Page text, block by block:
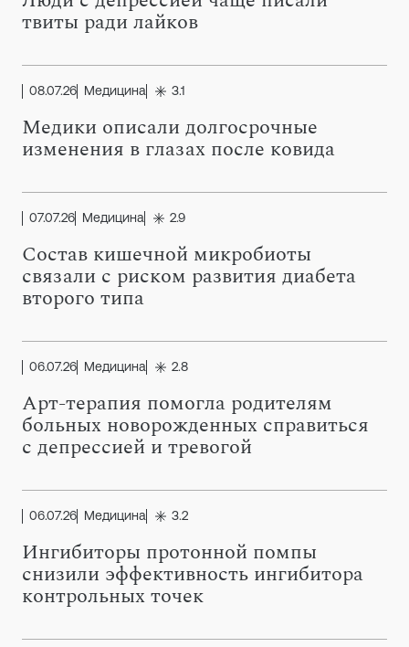
твиты ради лайков
08.07.26 Медицина 3.1
Медики описали долгосрочные
изменения в глазах после ковида
07.07.26 Медицина 2.9
Состав кишечной микробиоты
связали с риском развития диабета
второго типа
06.07.26 Медицина 2.8
Арт-терапия помогла родителям
больных новорожденных справиться
с депрессией и тревогой
06.07.26 Медицина 3.2
Ингибиторы протонной помпы
снизили эффективность ингибитора
контрольных точек